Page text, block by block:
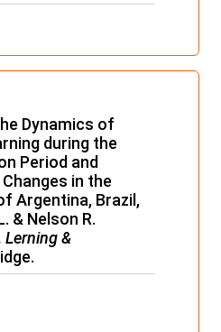
Dynamics of
during the
Period and
in the
Argentina, Brazil,
& Nelson R.
Lerning &